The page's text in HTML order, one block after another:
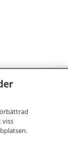
vård
om
kontakta.
dina
viss